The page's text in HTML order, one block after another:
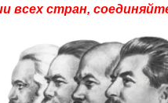
всех стран,